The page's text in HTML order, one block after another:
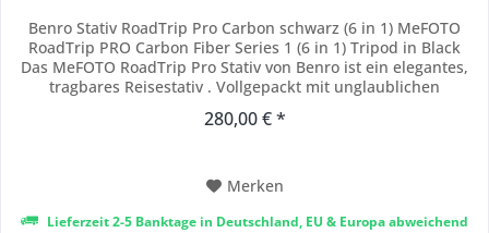
Benro Stativ RoadTrip Pro Carbon schwarz (6 in 1) MeFOTO
RoadTrip PRO Carbon Fiber Series 1 (6 in 1) Tripod in Black
Das MeFOTO RoadTrip Pro Stativ von Benro ist ein elegantes,
tragbares Reisestativ . Vollgepackt mit unglaublichen
alles, was Sie brauchen, wenn Sie unterwegs sind. Mit einem
280,00 € *
Merken
Lieferzeit 2-5 Banktage in Deutschland, EU & Europa abweichend